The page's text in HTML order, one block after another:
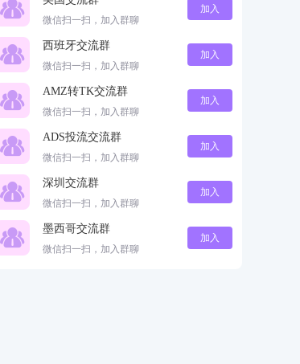
微信扫一扫，加入群聊
加入
西班牙交流群
微信扫一扫，加入群聊
加入
AMZ转TK交流群
微信扫一扫，加入群聊
加入
ADS投流交流群
微信扫一扫，加入群聊
加入
深圳交流群
微信扫一扫，加入群聊
加入
墨西哥交流群
微信扫一扫，加入群聊
加入